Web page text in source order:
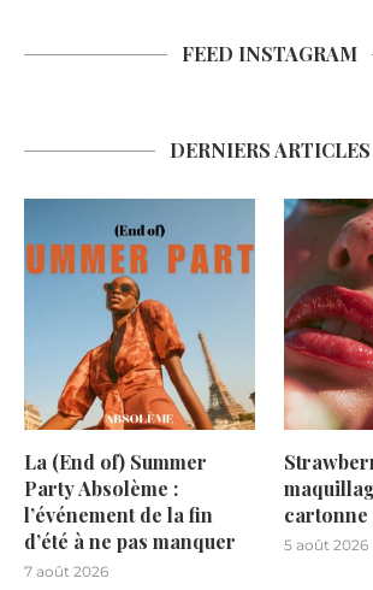
FEED INSTAGRAM
DERNIERS ARTICLES
La (End of) Summer
Party Absolème :
l’événement de la fin
d’été à ne pas manquer
7 août 2026
5 août 2026